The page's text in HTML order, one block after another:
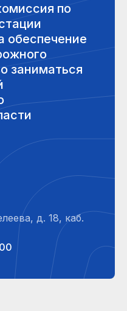
по
обеспечение
заниматься
д. 18, каб.